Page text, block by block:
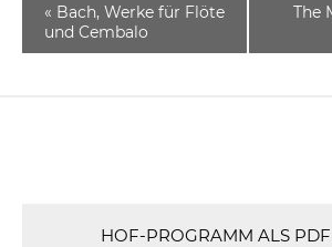
« Bach, Werke für Flöte
und Cembalo
The
HOF-PROGRAMM ALS